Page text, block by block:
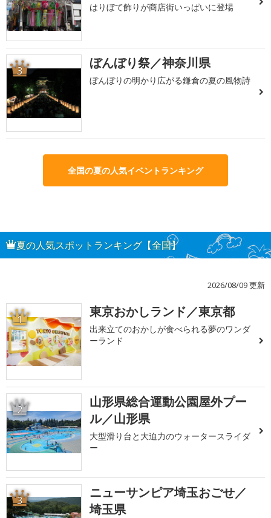
はりぼて飾りが商店街いっぱいに登場
3 ぼんぼり祭／神奈川県
ぼんぼりの明かり広がる鎌倉の夏の風物詩
全国の夏の人気イベントランキング
夏の人気スポットランキング【全国】
2026/08/09 更新
1 東京おかしランド／東京都
出来立てのおかしが食べられる夢のワンダ
ーランド
2
山形県総合運動公園屋外プー
ル／山形県
大型滑り台と大迫力のウォータースライダ
ー
3
ニューサンピア埼玉おごせ／
埼玉県